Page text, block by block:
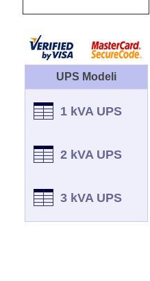
UPS Modeli
1 kVA UPS
2 kVA UPS
3 kVA UPS